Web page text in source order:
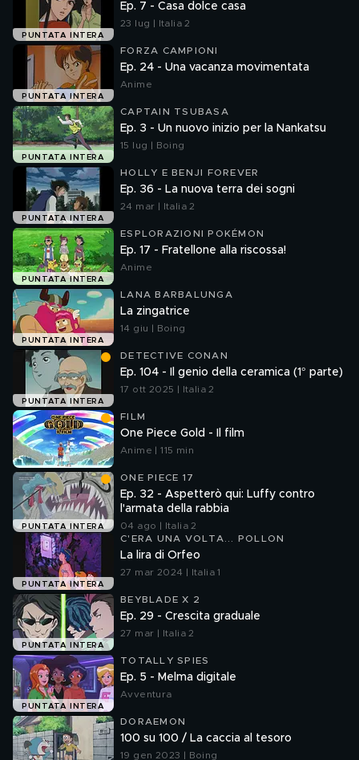
PUNTATA INTERA
Ep. 7 - Casa dolce casa
23 lug | Italia 2
PUNTATA INTERA
FORZA CAMPIONI
Ep. 24 - Una vacanza movimentata
Anime
PUNTATA INTERA
CAPTAIN TSUBASA
Ep. 3 - Un nuovo inizio per la Nankatsu
15 lug | Boing
PUNTATA INTERA
HOLLY E BENJI FOREVER
Ep. 36 - La nuova terra dei sogni
24 mar | Italia 2
PUNTATA INTERA
ESPLORAZIONI POKÉMON
Ep. 17 - Fratellone alla riscossa!
Anime
PUNTATA INTERA
LANA BARBALUNGA
La zingatrice
14 giu | Boing
PUNTATA INTERA
DETECTIVE CONAN
Ep. 104 - Il genio della ceramica (1° parte)
17 ott 2025 | Italia 2
FILM
One Piece Gold - Il film
Anime | 115 min
PUNTATA INTERA
ONE PIECE 17
Ep. 32 - Aspetterò qui: Luffy contro
l'armata della rabbia
04 ago | Italia 2
PUNTATA INTERA
C'ERA UNA VOLTA... POLLON
La lira di Orfeo
27 mar 2024 | Italia 1
PUNTATA INTERA
BEYBLADE X 2
Ep. 29 - Crescita graduale
27 mar | Italia 2
PUNTATA INTERA
TOTALLY SPIES
Ep. 5 - Melma digitale
Avventura
DORAEMON
100 su 100 / La caccia al tesoro
19 gen 2023 | Boing